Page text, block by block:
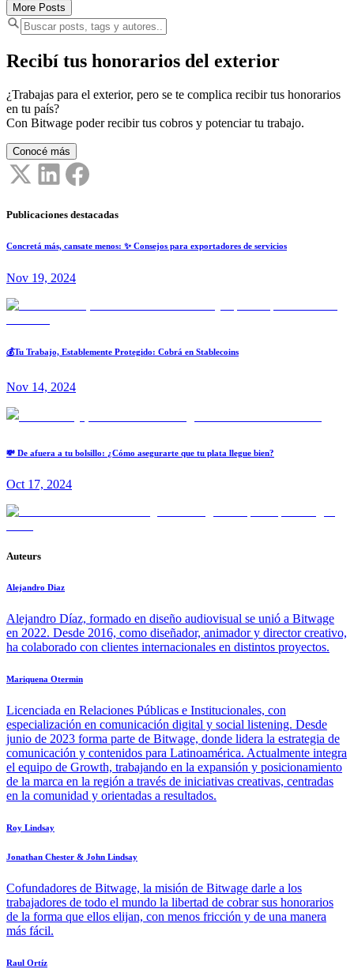
More Posts
Recibí tus honorarios del exterior
¿Trabajas para el exterior, pero se te complica recibir tus honorarios
en tu país?
Con Bitwage poder recibir tus cobros y potenciar tu trabajo.
Conocé más
Publicaciones destacadas
Concretá más, cansate menos: ✨ Consejos para exportadores de servicios
Nov 19, 2024
💰Tu Trabajo, Establemente Protegido: Cobrá en Stablecoins
Nov 14, 2024
💸 De afuera a tu bolsillo: ¿Cómo asegurarte que tu plata llegue bien?
Oct 17, 2024
Auteurs
Alejandro Diaz
Alejandro Díaz, formado en diseño audiovisual se unió a Bitwage
en 2022. Desde 2016, como diseñador, animador y director creativo,
ha colaborado con clientes internacionales en distintos proyectos.
Mariquena Otermin
Licenciada en Relaciones Públicas e Institucionales, con
especialización en comunicación digital y social listening. Desde
junio de 2023 forma parte de Bitwage, donde lidera la estrategia de
comunicación y contenidos para Latinoamérica. Actualmente integra
el equipo de Growth, trabajando en la expansión y posicionamiento
de la marca en la región a través de iniciativas creativas, centradas
en la comunidad y orientadas a resultados.
Roy Lindsay
Jonathan Chester & John Lindsay
Cofundadores de Bitwage, la misión de Bitwage darle a los
trabajadores de todo el mundo la libertad de cobrar sus honorarios
de la forma que ellos elijan, con menos fricción y de una manera
más fácil.
Raul Ortíz